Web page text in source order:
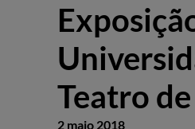
Teatro
2 maio 2018